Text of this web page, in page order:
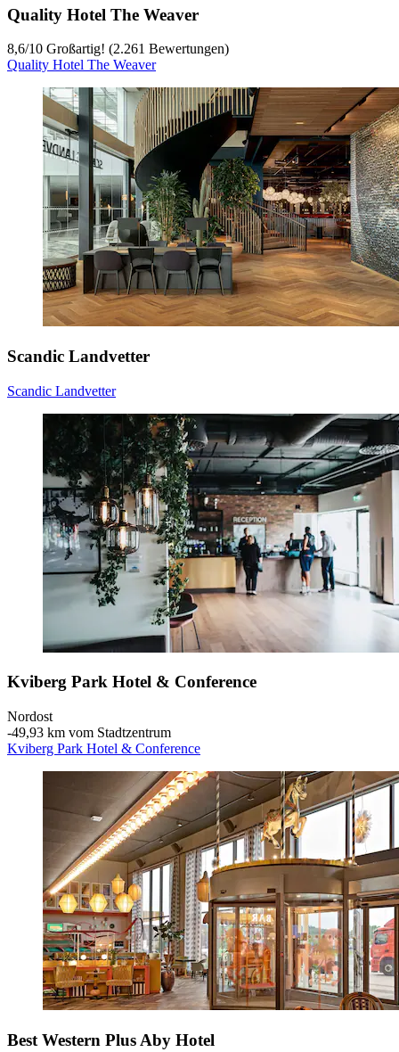
Quality Hotel The Weaver
8,6/10 Großartig! (2.261 Bewertungen)
Quality Hotel The Weaver
Scandic Landvetter
Scandic Landvetter
Kviberg Park Hotel & Conference
Nordost
‐49,93 km vom Stadtzentrum
Kviberg Park Hotel & Conference
Best Western Plus Aby Hotel